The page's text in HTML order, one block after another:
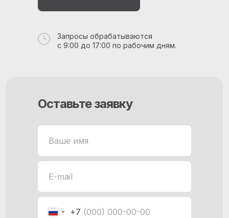
Оставьте заявку
+7
Запросы обрабатываются
с 9:00 до 17:00 по рабочим дням.